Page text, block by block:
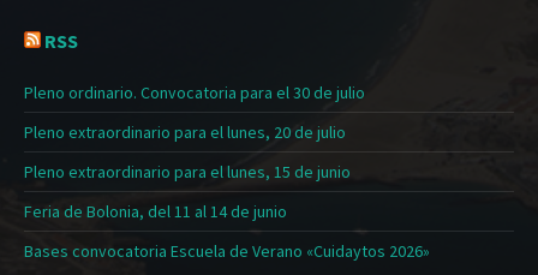
RSS
Pleno ordinario. Convocatoria para el 30 de julio
Pleno extraordinario para el lunes, 20 de julio
Pleno extraordinario para el lunes, 15 de junio
Feria de Bolonia, del 11 al 14 de junio
Bases convocatoria Escuela de Verano «Cuidaytos 2026»